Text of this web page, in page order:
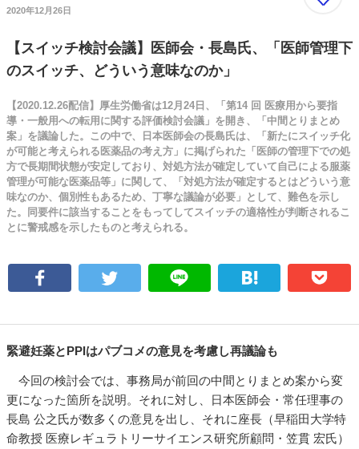
2020年12月26日
【スイッチ検討会議】医師会・長島氏、「医師管理下
のスイッチ、どういう意味なのか」
【2020.12.26配信】厚生労働省は12月24日、「第14 回 医療用から要指
導・一般用への転用に関する評価検討会議」を開き、「中間とりまとめ
案」を議論した。この中で、日本医師会の長島氏は、「新たにスイッチ化
が可能と考えられる医薬品の考え方」に掲げられた「医師の管理下での処
方で長期間状態が安定しており、対処方法が確定していて自己による服薬
管理が可能な医薬品等」に関して、「対処方法が確定するとはどういう意
味なのか、個別性もあるため、丁寧な議論が必要」として、難色を示し
た。同要件に該当することをもってしてスイッチの適格性が判断されるこ
とに警戒感を示したものと考えられる。
緊避妊薬とPPIはパブコメの意見を考慮し再議論も
今回の検討会では、事務局が前回の中間とりまとめ案から変
更になった箇所を説明。それに対し、日本医師会・常任理事の
長島 公之氏が数多くの意見を出し、それに座長（早稲田大学特
命教授 医療レギュラトリーサイエンス研究所顧問・笠貫 宏氏）